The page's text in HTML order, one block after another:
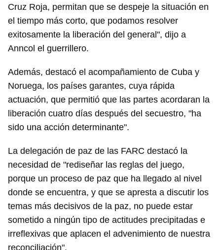
Cruz Roja, permitan que se despeje la situación en
el tiempo más corto, que podamos resolver
exitosamente la liberación del general", dijo a
Anncol el guerrillero.
Además, destacó el acompañamiento de Cuba y
Noruega, los países garantes, cuya rápida
actuación, que permitió que las partes acordaran la
liberación cuatro días después del secuestro, "ha
sido una acción determinante".
La delegación de paz de las FARC destacó la
necesidad de "rediseñar las reglas del juego,
porque un proceso de paz que ha llegado al nivel
donde se encuentra, y que se apresta a discutir los
temas más decisivos de la paz, no puede estar
sometido a ningún tipo de actitudes precipitadas e
irreflexivas que aplacen el advenimiento de nuestra
reconciliación".